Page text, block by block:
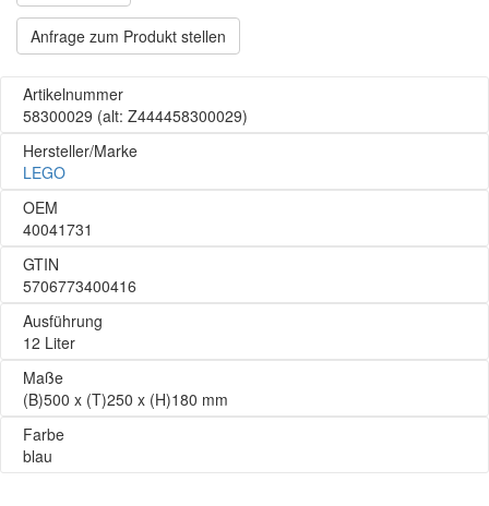
Anfrage zum Produkt stellen
Artikelnummer
58300029 (alt: Z444458300029)
Hersteller/Marke
LEGO
OEM
40041731
GTIN
5706773400416
Ausführung
12 Liter
Maße
(B)500 x (T)250 x (H)180 mm
Farbe
blau